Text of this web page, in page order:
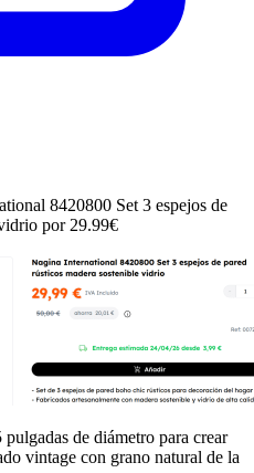
8420800 Set 3 espejos de
por 29.99€
de diámetro para crear
vintage con grano natural de la